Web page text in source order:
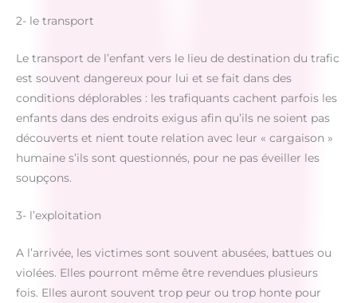
2- le transport
Le transport de l’enfant vers le lieu de destination du trafic
est souvent dangereux pour lui et se fait dans des
conditions déplorables : les trafiquants cachent parfois les
enfants dans des endroits exigus afin qu’ils ne soient pas
découverts et nient toute relation avec leur « cargaison »
humaine s’ils sont questionnés, pour ne pas éveiller les
soupçons.
3- l’exploitation
A l’arrivée, les victimes sont souvent abusées, battues ou
violées. Elles pourront même être revendues plusieurs
fois. Elles auront souvent trop peur ou trop honte pour